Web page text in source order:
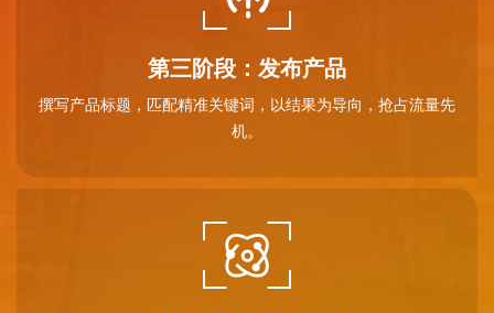
第三阶段：发布产品
撰写产品标题，匹配精准关键词，以结果为导向，抢占流量先
机。